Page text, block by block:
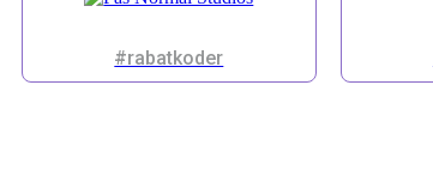
#rabatkoder